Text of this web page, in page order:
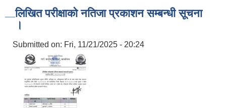
लिखित परीक्षाको नतिजा प्रकाशन सम्बन्धी सूचना
।
Submitted on: Fri, 11/21/2025 - 20:24